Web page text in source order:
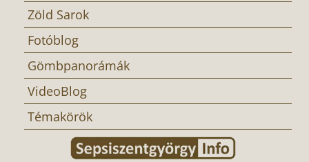
Zöld Sarok
Fotóblog
Gömbpanorámák
VideoBlog
Témakörök